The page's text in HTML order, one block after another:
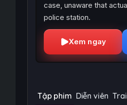
case, unaware that
police station.
Xem ngay
Tập phim Diễn viên